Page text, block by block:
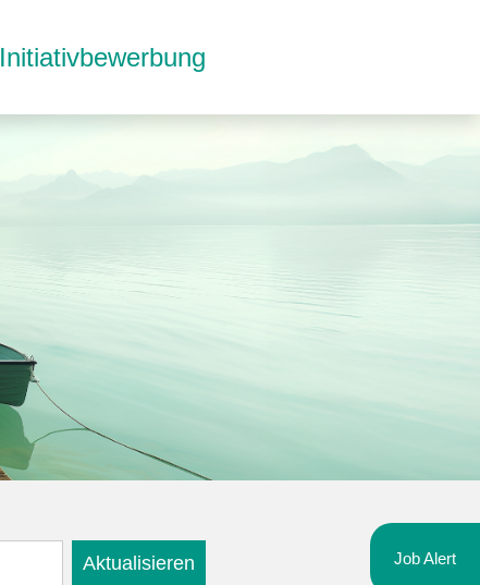
Initiativbewerbung
Aktualisieren Job Alert